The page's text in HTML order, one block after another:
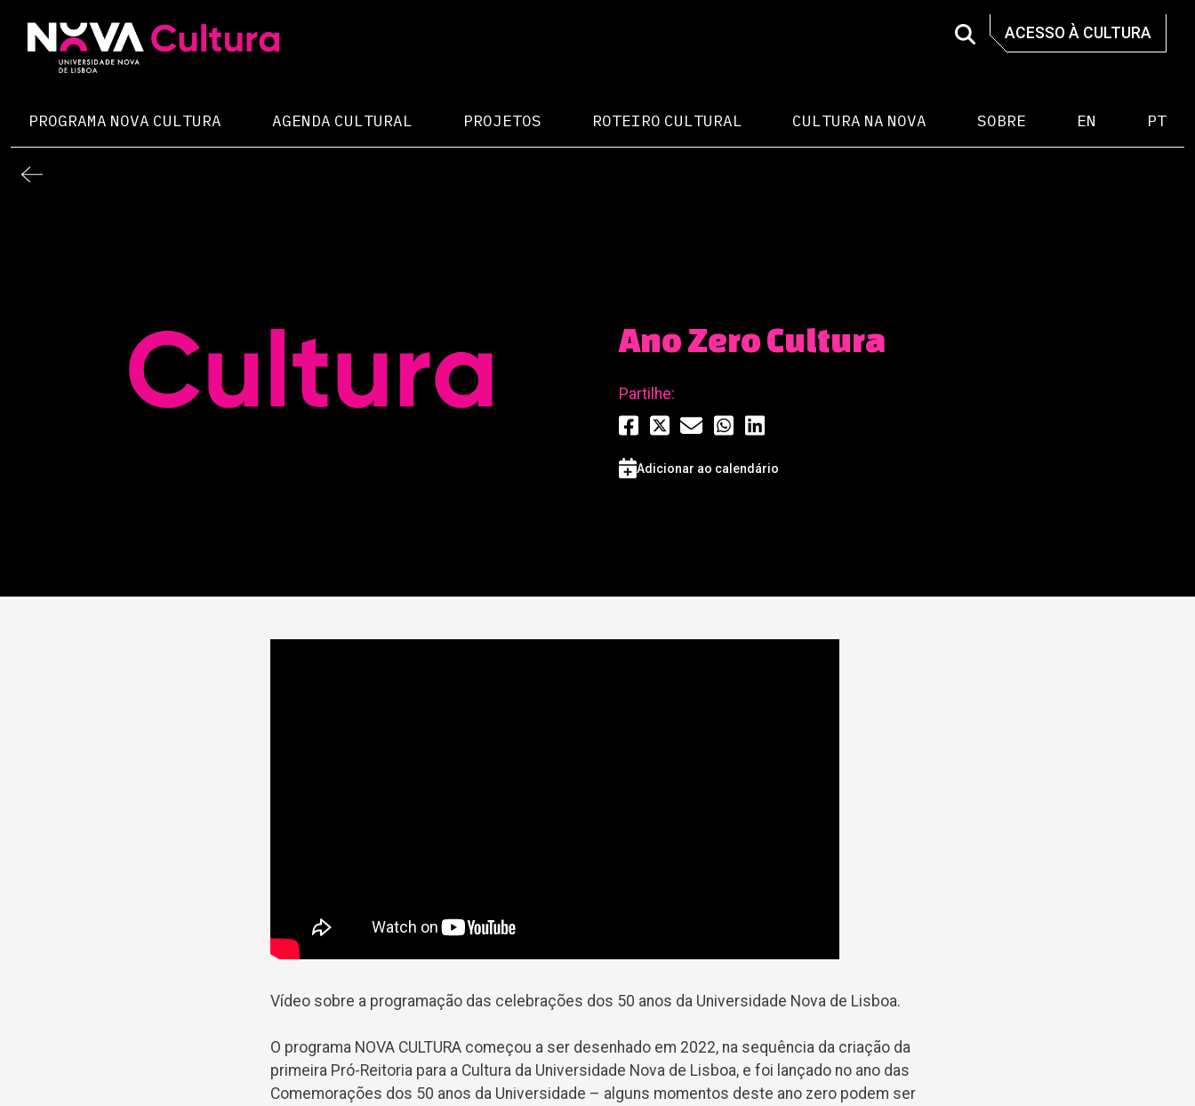
content
ACESSO À CULTURA
PROGRAMA NOVA CULTURA AGENDA CULTURAL PROJETOS ROTEIRO CULTURAL CULTURA NA NOVA SOBRE EN PT
Ano Zero Cultura
Partilhe:
Adicionar ao calendário
Vídeo sobre a programação das celebrações dos 50 anos da Universidade Nova de Lisboa.
O programa NOVA CULTURA começou a ser desenhado em 2022, na sequência da criação da
primeira Pró-Reitoria para a Cultura da Universidade Nova de Lisboa, e foi lançado no ano das
Comemorações dos 50 anos da Universidade – alguns momentos deste ano zero podem ser